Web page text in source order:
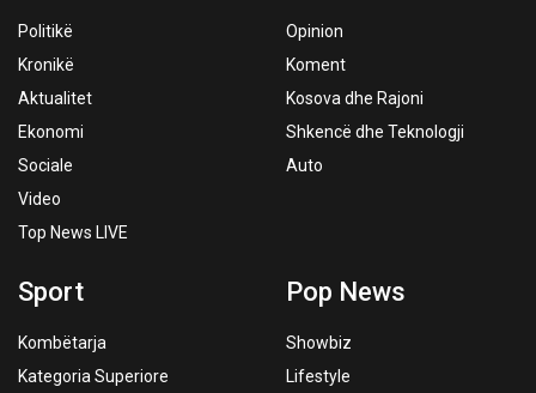
Politikë
Kronikë
Aktualitet
Ekonomi
Sociale
Video
Top News LIVE
Opinion
Koment
Kosova dhe Rajoni
Shkencë dhe Teknologji
Auto
Sport
Kombëtarja
Kategoria Superiore
Pop News
Showbiz
Lifestyle